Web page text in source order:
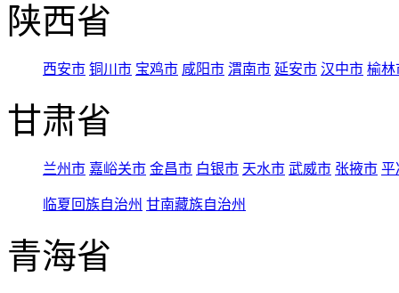
陕西省
西安市 铜川市 宝鸡市 咸阳市 渭南市 延安市 汉中市 榆林
甘肃省
兰州市 嘉峪关市 金昌市 白银市 天水市 武威市 张掖市 平
临夏回族自治州 甘南藏族自治州
青海省